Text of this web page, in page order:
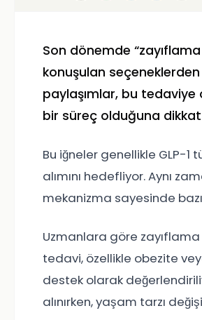
Son dönemde
konuşulan
paylaşımlar, bu tedaviye
bir süreç olduğuna
Bu iğneler genellikle GLP-
alımını hedefliyor. Aynı
mekanizma sayesinde
Uzmanlara göre
tedavi, özellikle obezite
destek olarak
alınırken, yaşam tarzı